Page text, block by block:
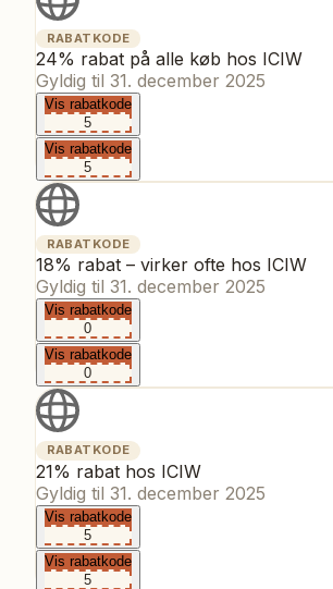
RABATKODE
24% rabat på alle køb hos ICIW
Gyldig til 31. december 2025
Vis rabatkode
5
Vis rabatkode
5
RABATKODE
18% rabat – virker ofte hos ICIW
Gyldig til 31. december 2025
Vis rabatkode
0
Vis rabatkode
0
RABATKODE
21% rabat hos ICIW
Gyldig til 31. december 2025
Vis rabatkode
5
Vis rabatkode
5